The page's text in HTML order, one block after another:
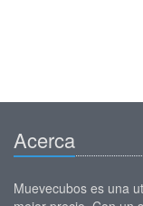
Acerca
Muevecubos es una